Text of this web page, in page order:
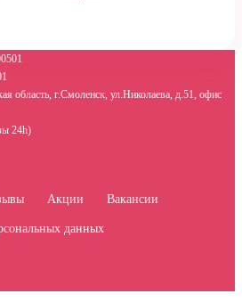
область, г.Смоленск, ул.Николаева, д.51, офис
24h)
Акции Вакансии
данных